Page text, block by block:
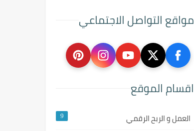
مواقع التواصل الاجتماعي
اقسام الموقع
العمل و الربح الرقمي 9